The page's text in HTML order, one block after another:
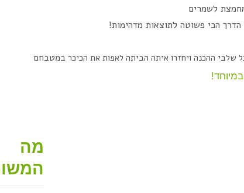
לשמרים
הכי פשוטה לתוצאות מדהימות!
שלבי ההכנה ויחזרו איתה הביתה לאפות את הכיכר במטבחם
מה